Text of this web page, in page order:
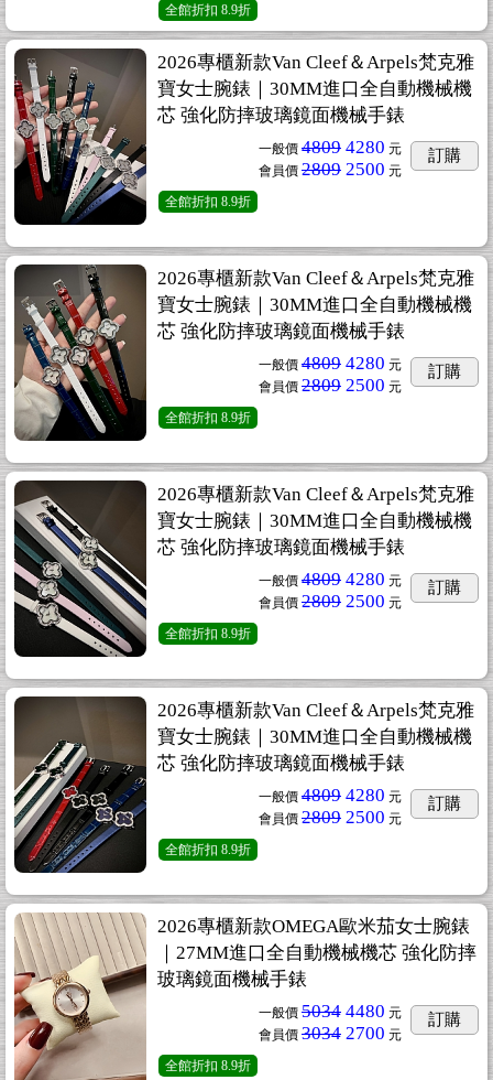
全館折扣 8.9折
2026專櫃新款Van Cleef＆Arpels梵克雅
寶女士腕錶｜30MM進口全自動機械機
芯 強化防摔玻璃鏡面機械手錶
一般價 4809 4280 元
會員價 2809 2500 元
訂購
全館折扣 8.9折
2026專櫃新款Van Cleef＆Arpels梵克雅
寶女士腕錶｜30MM進口全自動機械機
芯 強化防摔玻璃鏡面機械手錶
一般價 4809 4280 元
會員價 2809 2500 元
訂購
全館折扣 8.9折
2026專櫃新款Van Cleef＆Arpels梵克雅
寶女士腕錶｜30MM進口全自動機械機
芯 強化防摔玻璃鏡面機械手錶
一般價 4809 4280 元
會員價 2809 2500 元
訂購
全館折扣 8.9折
2026專櫃新款Van Cleef＆Arpels梵克雅
寶女士腕錶｜30MM進口全自動機械機
芯 強化防摔玻璃鏡面機械手錶
一般價 4809 4280 元
會員價 2809 2500 元
訂購
全館折扣 8.9折
2026專櫃新款OMEGA歐米茄女士腕錶
｜27MM進口全自動機械機芯 強化防摔
玻璃鏡面機械手錶
一般價 5034 4480 元
會員價 3034 2700 元
訂購
全館折扣 8.9折